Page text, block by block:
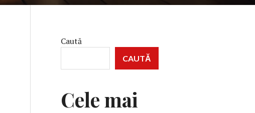
Caută
CAUTĂ
Cele mai